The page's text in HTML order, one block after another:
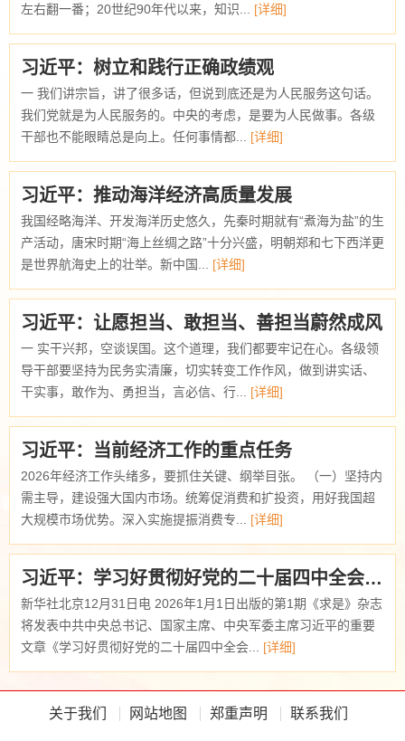
左右翻一番；20世纪90年代以来，知识...
[详细]
习近平：树立和践行正确政绩观
一 我们讲宗旨，讲了很多话，但说到底还是为人民服务这句话。
我们党就是为人民服务的。中央的考虑，是要为人民做事。各级
干部也不能眼睛总是向上。任何事情都...
[详细]
习近平：推动海洋经济高质量发展
我国经略海洋、开发海洋历史悠久，先秦时期就有“煮海为盐”的生
产活动，唐宋时期“海上丝绸之路”十分兴盛，明朝郑和七下西洋更
是世界航海史上的壮举。新中国...
[详细]
习近平：让愿担当、敢担当、善担当蔚然成风
一 实干兴邦，空谈误国。这个道理，我们都要牢记在心。各级领
导干部要坚持为民务实清廉，切实转变工作作风，做到讲实话、
干实事，敢作为、勇担当，言必信、行...
[详细]
习近平：当前经济工作的重点任务
2026年经济工作头绪多，要抓住关键、纲举目张。 （一）坚持内
需主导，建设强大国内市场。统筹促消费和扩投资，用好我国超
大规模市场优势。深入实施提振消费专...
[详细]
习近平：学习好贯彻好党的二十届四中全会精神
新华社北京12月31日电 2026年1月1日出版的第1期《求是》杂志
将发表中共中央总书记、国家主席、中央军委主席习近平的重要
文章《学习好贯彻好党的二十届四中全会...
[详细]
关于我们 网站地图 郑重声明 联系我们